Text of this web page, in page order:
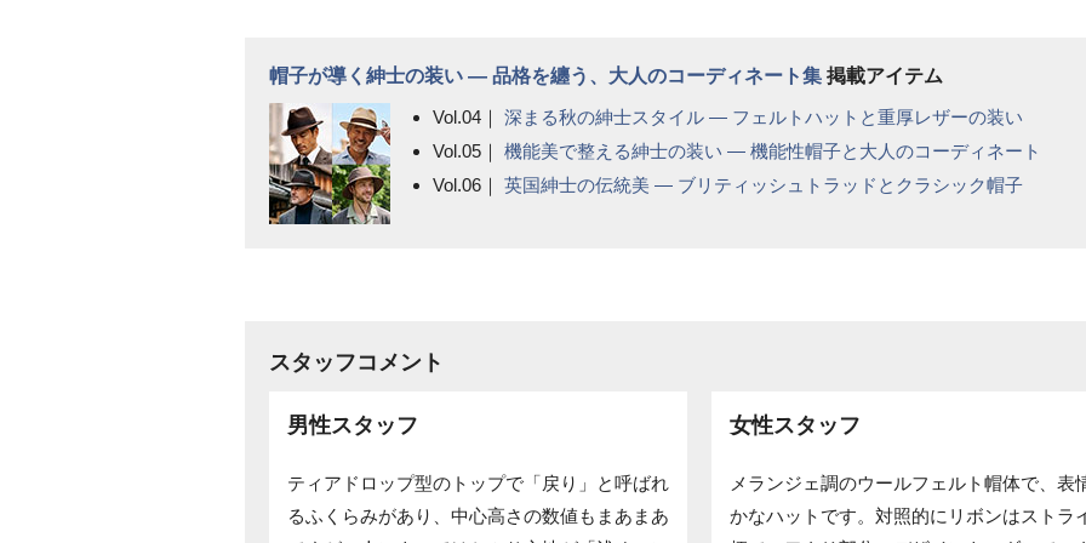
帽子が導く紳士の装い ― 品格を纏う、大人のコーディネート集 掲載アイテム
Vol.04｜ 深まる秋の紳士スタイル ― フェルトハットと重厚レザーの装い
Vol.05｜ 機能美で整える紳士の装い ― 機能性帽子と大人のコーディネート
Vol.06｜ 英国紳士の伝統美 ― ブリティッシュトラッドとクラシック帽子
スタッフコメント
男性スタッフ
ティアドロップ型のトップで「戻り」と呼ばれ
るふくらみがあり、中心高さの数値もまあまあ
女性スタッフ
メランジェ調のウールフェルト帽体で、表
かなハットです。対照的にリボンはストラ